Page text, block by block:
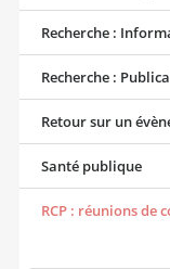
Recherche :
Recherche :
Retour sur un
Santé publique
RCP : réunions